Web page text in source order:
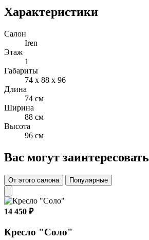
Характеристики
Салон
Iren
Этаж
1
Габариты
74 x 88 x 96
Длина
74 см
Ширина
88 см
Высота
96 см
Вас могут заинтересовать
От этого салона Популярные
14 450 ₽
Кресло "Соло"